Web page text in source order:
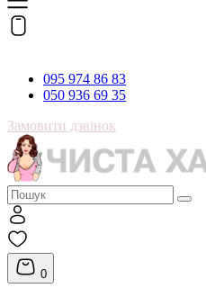
095 974 86 83
050 936 69 35
Замовити дзвінок
0